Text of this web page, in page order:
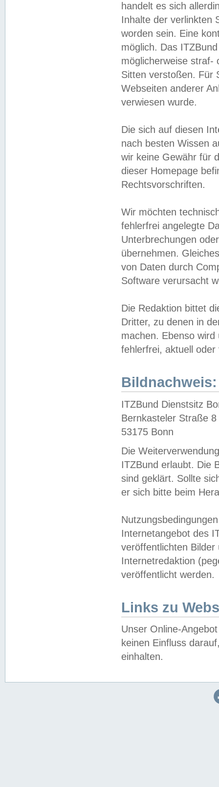
handelt es sich
Inhalte der verlinkten
worden sein. Eine
möglich. Das
möglicherweise straf-
Sitten verstoßen. Für
Webseiten anderer
verwiesen wurde.
Die sich auf diesen
nach besten Wissen
wir keine Gewähr für
dieser Homepage
Rechtsvorschriften.
Wir möchten
fehlerfrei angelegte
Unterbrechungen
übernehmen.
von Daten durch
Software verursacht
Die Redaktion bittet
Dritter, zu denen in
machen. Ebenso
fehlerfrei, aktuell oder
Bildnachweis:
ITZBund Dienstsitz
Bernkasteler Straße 8
53175 Bonn
Die
ITZBund erlaubt. Die
sind geklärt. Sollte
er sich bitte beim
Internetangebot des
veröffentlichten
Internetredaktion
veröffentlicht werden.
Links zu
Unser Online-
keinen Einfluss
einhalten.